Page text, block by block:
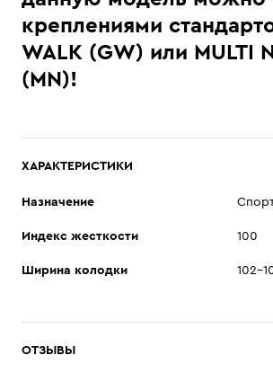
креплениями
WALK (GW) или MULTI
(MN)!
ХАРАКТЕРИСТИКИ
Назначение
Индекс жесткости 100
Ширина колодки
ОТЗЫВЫ